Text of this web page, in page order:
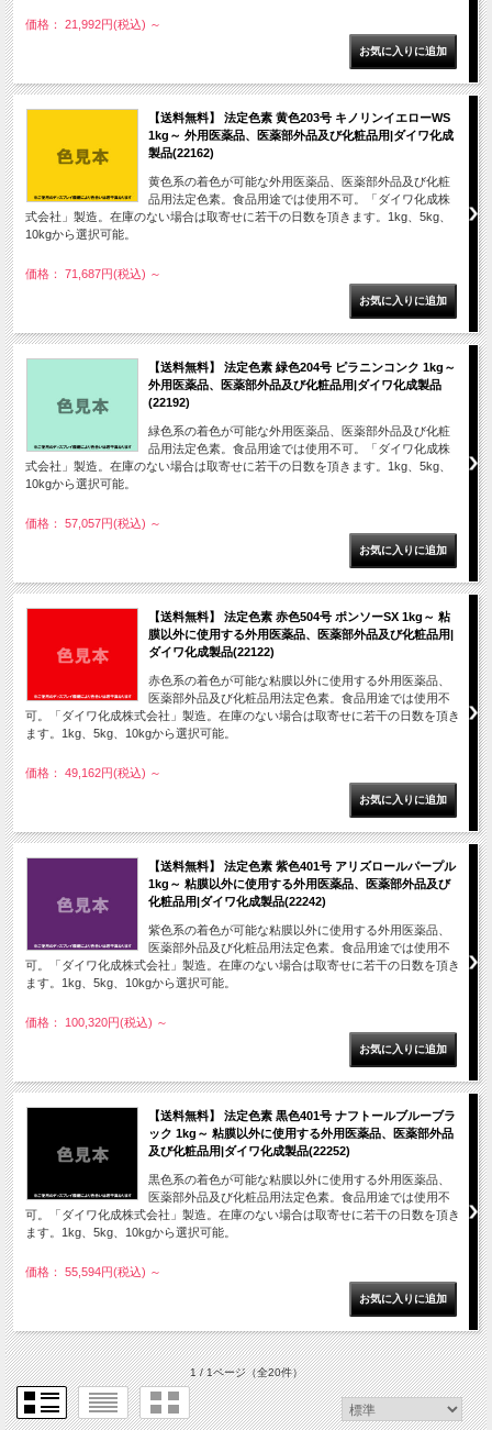
価格： 21,992円(税込) ～
【送料無料】 法定色素 黄色203号 キノリンイエローWS
1kg～ 外用医薬品、医薬部外品及び化粧品用|ダイワ化成
製品(22162)
黄色系の着色が可能な外用医薬品、医薬部外品及び化粧
品用法定色素。食品用途では使用不可。「ダイワ化成株
式会社」製造。在庫のない場合は取寄せに若干の日数を頂きます。1kg、5kg、
10kgから選択可能。
価格： 71,687円(税込) ～
【送料無料】 法定色素 緑色204号 ピラニンコンク 1kg～
外用医薬品、医薬部外品及び化粧品用|ダイワ化成製品
(22192)
緑色系の着色が可能な外用医薬品、医薬部外品及び化粧
品用法定色素。食品用途では使用不可。「ダイワ化成株
式会社」製造。在庫のない場合は取寄せに若干の日数を頂きます。1kg、5kg、
10kgから選択可能。
価格： 57,057円(税込) ～
【送料無料】 法定色素 赤色504号 ポンソーSX 1kg～ 粘
膜以外に使用する外用医薬品、医薬部外品及び化粧品用|
ダイワ化成製品(22122)
赤色系の着色が可能な粘膜以外に使用する外用医薬品、
医薬部外品及び化粧品用法定色素。食品用途では使用不
可。「ダイワ化成株式会社」製造。在庫のない場合は取寄せに若干の日数を頂き
ます。1kg、5kg、10kgから選択可能。
価格： 49,162円(税込) ～
【送料無料】 法定色素 紫色401号 アリズロールパープル
1kg～ 粘膜以外に使用する外用医薬品、医薬部外品及び
化粧品用|ダイワ化成製品(22242)
紫色系の着色が可能な粘膜以外に使用する外用医薬品、
医薬部外品及び化粧品用法定色素。食品用途では使用不
可。「ダイワ化成株式会社」製造。在庫のない場合は取寄せに若干の日数を頂き
ます。1kg、5kg、10kgから選択可能。
価格： 100,320円(税込) ～
【送料無料】 法定色素 黒色401号 ナフトールブルーブラ
ック 1kg～ 粘膜以外に使用する外用医薬品、医薬部外品
及び化粧品用|ダイワ化成製品(22252)
黒色系の着色が可能な粘膜以外に使用する外用医薬品、
医薬部外品及び化粧品用法定色素。食品用途では使用不
可。「ダイワ化成株式会社」製造。在庫のない場合は取寄せに若干の日数を頂き
ます。1kg、5kg、10kgから選択可能。
価格： 55,594円(税込) ～
1 / 1ページ（全20件）